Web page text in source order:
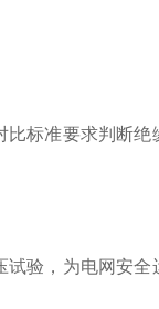
标准要求判断绝
验，为电网安全